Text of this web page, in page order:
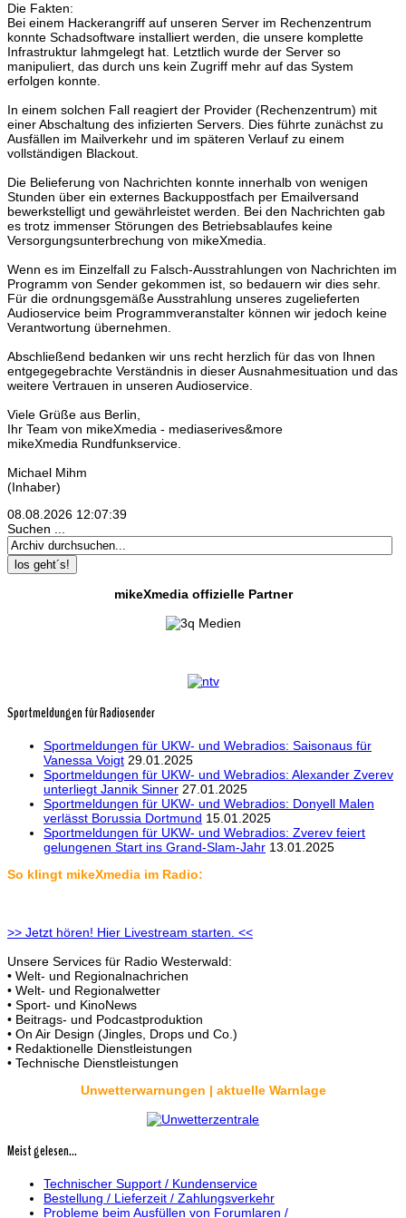
Die Fakten:
Bei einem Hackerangriff auf unseren Server im Rechenzentrum
konnte Schadsoftware installiert werden, die unsere komplette
Infrastruktur lahmgelegt hat. Letztlich wurde der Server so
manipuliert, das durch uns kein Zugriff mehr auf das System
erfolgen konnte.
In einem solchen Fall reagiert der Provider (Rechenzentrum) mit
einer Abschaltung des infizierten Servers. Dies führte zunächst zu
Ausfällen im Mailverkehr und im späteren Verlauf zu einem
vollständigen Blackout.
Die Belieferung von Nachrichten konnte innerhalb von wenigen
Stunden über ein externes Backuppostfach per Emailversand
bewerkstelligt und gewährleistet werden. Bei den Nachrichten gab
es trotz immenser Störungen des Betriebsablaufes keine
Versorgungsunterbrechung von mikeXmedia.
Wenn es im Einzelfall zu Falsch-Ausstrahlungen von Nachrichten im
Programm von Sender gekommen ist, so bedauern wir dies sehr.
Für die ordnungsgemäße Ausstrahlung unseres zugelieferten
Audioservice beim Programmveranstalter können wir jedoch keine
Verantwortung übernehmen.
Abschließend bedanken wir uns recht herzlich für das von Ihnen
entgegegebrachte Verständnis in dieser Ausnahmesituation und das
weitere Vertrauen in unseren Audioservice.
Viele Grüße aus Berlin,
Ihr Team von mikeXmedia - mediaserives&more
mikeXmedia Rundfunkservice.
Michael Mihm
(Inhaber)
08.08.2026 12:07:40
Suchen ...
los geht´s!
mikeXmedia offizielle Partner
Sportmeldungen für Radiosender
Sportmeldungen für UKW- und Webradios: Saisonaus für
Vanessa Voigt 29.01.2025
Sportmeldungen für UKW- und Webradios: Alexander Zverev
unterliegt Jannik Sinner 27.01.2025
Sportmeldungen für UKW- und Webradios: Donyell Malen
verlässt Borussia Dortmund 15.01.2025
Sportmeldungen für UKW- und Webradios: Zverev feiert
gelungenen Start ins Grand-Slam-Jahr 13.01.2025
So klingt mikeXmedia im Radio:
>> Jetzt hören! Hier Livestream starten. <<
Unsere Services für Radio Westerwald:
• Welt- und Regionalnachrichen
• Welt- und Regionalwetter
• Sport- und KinoNews
• Beitrags- und Podcastproduktion
• On Air Design (Jingles, Drops und Co.)
• Redaktionelle Dienstleistungen
• Technische Dienstleistungen
Unwetterwarnungen | aktuelle Warnlage
Meist gelesen...
Technischer Support / Kundenservice
Bestellung / Lieferzeit / Zahlungsverkehr
Probleme beim Ausfüllen von Forumlaren /